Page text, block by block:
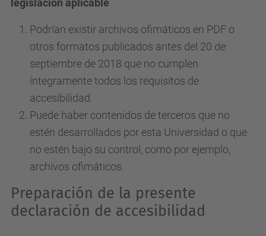
legislación aplicable
Podrían existir archivos ofimáticos en PDF o
otros formatos publicados antes del 20 de
septiembre de 2018 que no cumplen
íntegramente todos los requisitos de
accesibilidad.
Puede haber contenidos de terceros que no
estén desarrollados por esta Universidad o que
no estén bajo su control, como por ejemplo,
archivos ofimáticos.
Preparación de la presente
declaración de accesibilidad